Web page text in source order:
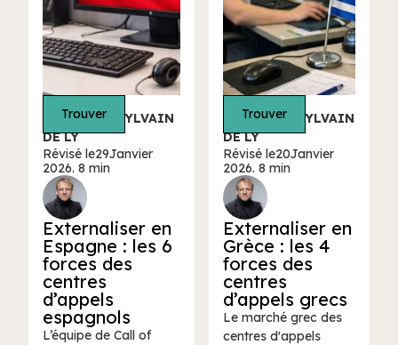
Trouver
ÉCRIT PAR SYLVAIN
DE LY
Révisé le29Janvier
2026. 8 min
Externaliser en
Espagne : les 6
forces des
centres
d’appels
espagnols
L’équipe de Call of
Trouver
ÉCRIT PAR SYLVAIN
DE LY
Révisé le20Janvier
2026. 8 min
Externaliser en
Grèce : les 4
forces des
centres
d’appels grecs
Le marché grec des
centres d'appels